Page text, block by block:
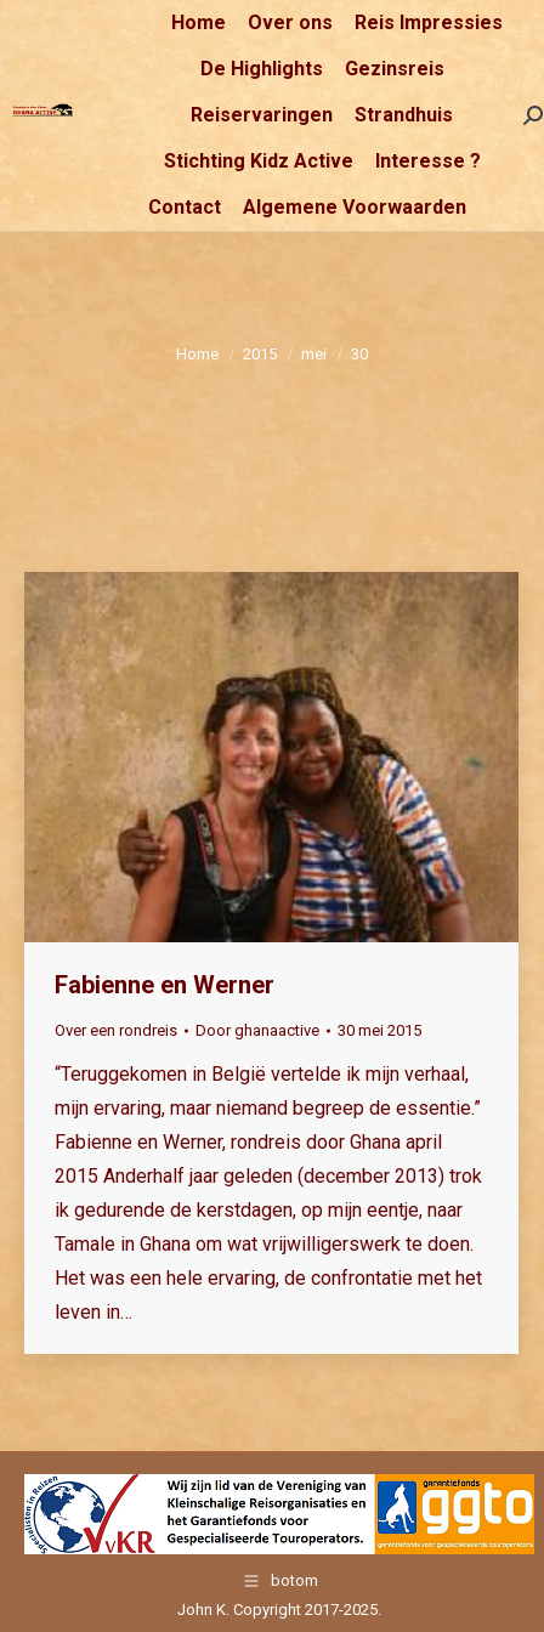
Home Over ons
Reis Impressies
De Highlights
Gezinsreis
Reiservaringen
Strandhuis
Stichting Kidz Active
Interesse ?
Contact
Algemene Voorwaarden
Je bent hier:
Home 2015 mei 30
Fabienne en Werner
Over een rondreis Doorghanaactive 30 mei 2015
“Teruggekomen in België vertelde ik mijn verhaal,
mijn ervaring, maar niemand begreep de essentie.”
Fabienne en Werner, rondreis door Ghana april
2015 Anderhalf jaar geleden (december 2013) trok
ik gedurende de kerstdagen, op mijn eentje, naar
Tamale in Ghana om wat vrijwilligerswerk te doen.
Het was een hele ervaring, de confrontatie met het
leven in…
botom
John K. Copyright 2017-2025.